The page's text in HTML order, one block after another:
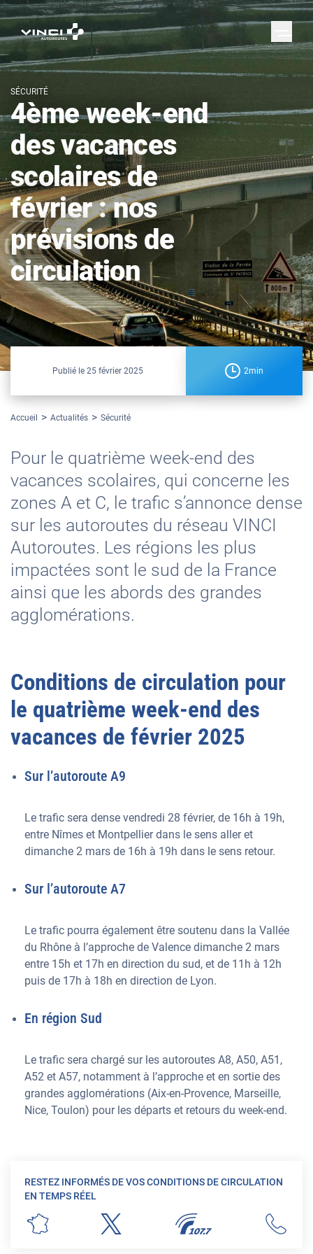
SÉCURITÉ
4ème week-end
des vacances
scolaires de
février : nos
prévisions de
circulation
Publié le25 février 2025 2min
Accueil Actualités Sécurité
Pour le quatrième week-end des
vacances scolaires, qui concerne les
zones A et C, le trafic s’annonce dense
sur les autoroutes du réseau VINCI
Autoroutes. Les régions les plus
impactées sont le sud de la France
ainsi que les abords des grandes
agglomérations.
Conditions de circulation pour
le quatrième week-end des
vacances de février 2025
Sur l’autoroute A9
Le trafic sera dense vendredi 28 février, de 16h à 19h,
entre Nîmes et Montpellier dans le sens aller et
dimanche 2 mars de 16h à 19h dans le sens retour.
Sur l’autoroute A7
Le trafic pourra également être soutenu dans la Vallée
du Rhône à l’approche de Valence dimanche 2 mars
entre 15h et 17h en direction du sud, et de 11h à 12h
puis de 17h à 18h en direction de Lyon.
En région Sud
Le trafic sera chargé sur les autoroutes A8, A50, A51,
A52 et A57, notamment à l’approche et en sortie des
grandes agglomérations (Aix-en-Provence, Marseille,
Nice, Toulon) pour les départs et retours du week-end.
RESTEZ INFORMÉS DE VOS CONDITIONS DE CIRCULATION
EN TEMPS RÉEL